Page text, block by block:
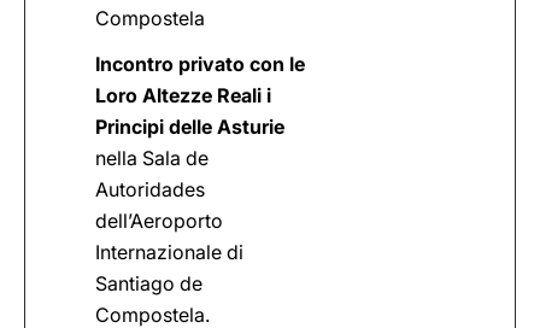
Compostela
Incontro privato con le
Loro Altezze Reali i
Principi delle Asturie
nella Sala de
Autoridades
dell’Aeroporto
Internazionale di
Santiago de
Compostela.